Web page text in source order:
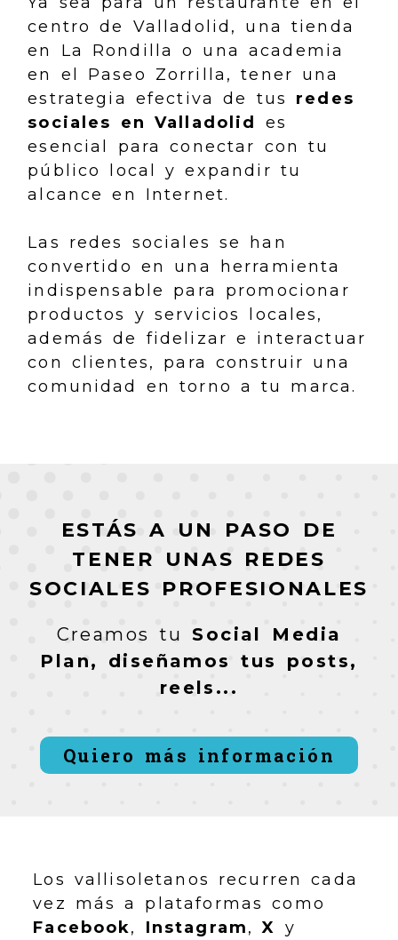
centro de Valladolid, una tienda
en La Rondilla o una academia
en el Paseo Zorrilla, tener una
estrategia efectiva de tus redes
sociales en Valladolid
es
esencial para conectar con tu
público local y expandir tu
alcance en Internet.
Las redes sociales se han
convertido en una herramienta
indispensable para promocionar
productos y servicios locales,
además de fidelizar e interactuar
con clientes, para construir una
comunidad en torno a tu marca.
ESTÁS A UN PASO DE
TENER UNAS REDES
SOCIALES PROFESIONALES
Creamos tuSocial Media
Plan, diseñamos tus posts,
reels...
Quiero más información
Los vallisoletanos recurren cada
vez más a plataformas como
Facebook, Instagram,X y